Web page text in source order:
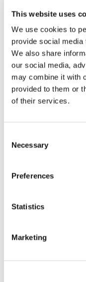
This website uses
We use cookies to
provide social
We also share
our social media,
may combine it with
provided to them or
of their services.
Selection
Necessary
Preferences
Statistics
Marketing
Belönade
insatser
Thomas
har de belönats